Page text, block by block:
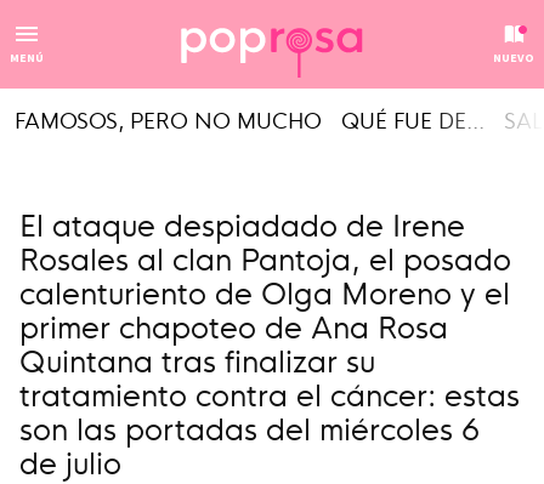
MENÚ NUEVO
FAMOSOS, PERO NO MUCHO QUÉ FUE DE...
El ataque despiadado de Irene
Rosales al clan Pantoja, el posado
calenturiento de Olga Moreno y el
primer chapoteo de Ana Rosa
Quintana tras finalizar su
tratamiento contra el cáncer: estas
son las portadas del miércoles 6
de julio